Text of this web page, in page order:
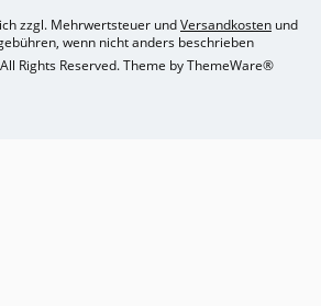
zzgl. Mehrwertsteuer undVersandkosten und
wenn nicht anders beschrieben
Rights Reserved. Theme byThemeWare®